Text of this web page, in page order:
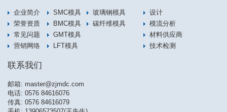
企业简介
荣誉资质
常见问题
营销网络
SMC模具
BMC模具
GMT模具
LFT模具
玻璃钢模具
碳纤维模具
设计
模流分析
材料供应商
技术检测
联系我们
邮箱: master@zjmdc.com
电话: 0576 84616076
传真: 0576 84616079